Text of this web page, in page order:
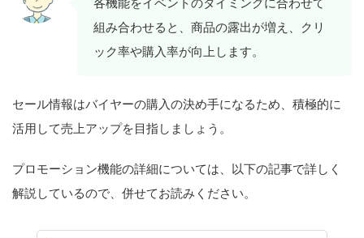
各機能をイベントのタイミングに合わせて
組み合わせると、商品の露出が増え、クリ
ック率や購入率が向上します。
セール情報はバイヤーの購入の決め手になるため、積極的に
活用して売上アップを目指しましょう。
プロモーション機能の詳細については、以下の記事で詳しく
解説しているので、併せてお読みください。